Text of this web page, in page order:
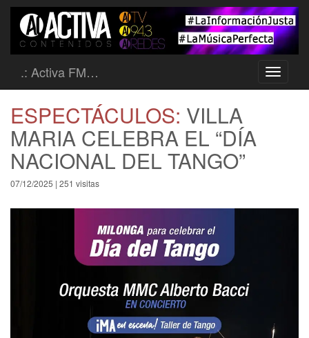
Toggle
.: Activa FM…
ESPECTÁCULOS: VILLA
MARIA CELEBRA EL “DÍA
NACIONAL DEL TANGO”
07/12/2025 | 251 visitas